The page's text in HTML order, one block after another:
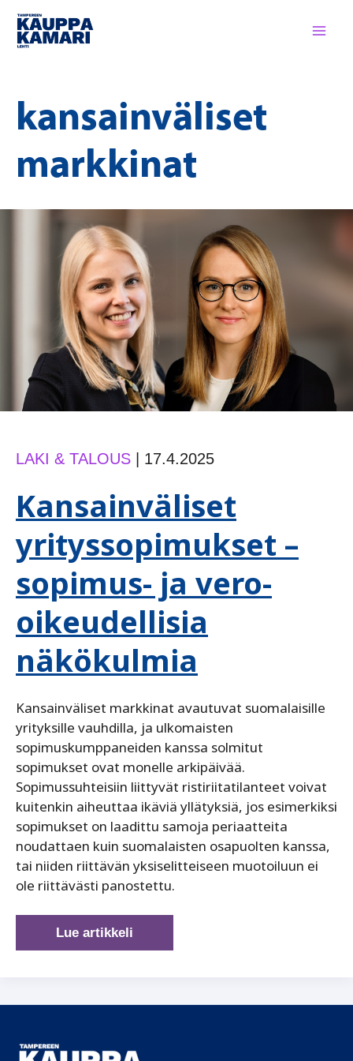
Siirry
sisältöön
kansainväliset
markkinat
LAKI & TALOUS 17.4.2025
Kansainväliset
yrityssopimukset –
sopimus- ja vero-
oikeudellisia
näkökulmia
Kansainväliset markkinat avautuvat suomalaisille
yrityksille vauhdilla, ja ulkomaisten
sopimuskumppaneiden kanssa solmitut
sopimukset ovat monelle arkipäivää.
Sopimussuhteisiin liittyvät ristiriitatilanteet voivat
kuitenkin aiheuttaa ikäviä yllätyksiä, jos esimerkiksi
sopimukset on laadittu samoja periaatteita
noudattaen kuin suomalaisten osapuolten kanssa,
tai niiden riittävän yksiselitteiseen muotoiluun ei
ole riittävästi panostettu.
Kansainväliset
yrityssopimukset
oikeudellisia
Lue artikkeli